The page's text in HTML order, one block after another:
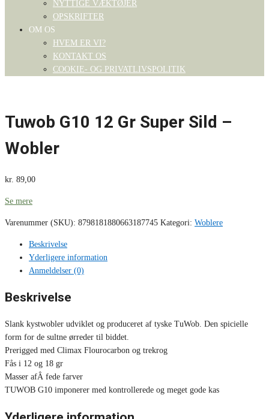
NYTTIGE VÆKTØJER
OPSKRIFTER
OM OS
HVEM ER VI?
KONTAKT OS
COOKIE- OG PRIVATLIVSPOLITIK
Tuwob G10 12 Gr Super Sild –
Wobler
kr. 89,00
Se mere
Varenummer (SKU): 8798181880663187745 Kategori: Woblere
Beskrivelse
Yderligere information
Anmeldelser (0)
Beskrivelse
Slank kystwobler udviklet og produceret af tyske TuWob. Den spicielle
form for de sultne ørreder til biddet.
Prerigged med Climax Flourocarbon og trekrog
Fås i 12 og 18 gr
Masser afÂ fede farver
TUWOB G10 imponerer med kontrollerede og meget gode kas